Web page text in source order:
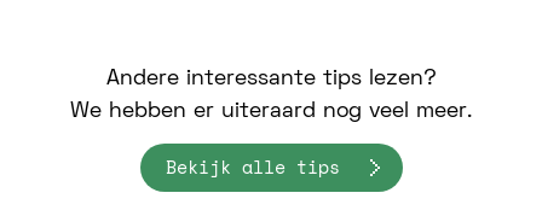
Andere interessante tips lezen?
We hebben er uiteraard nog veel meer.
Bekijk alle tips